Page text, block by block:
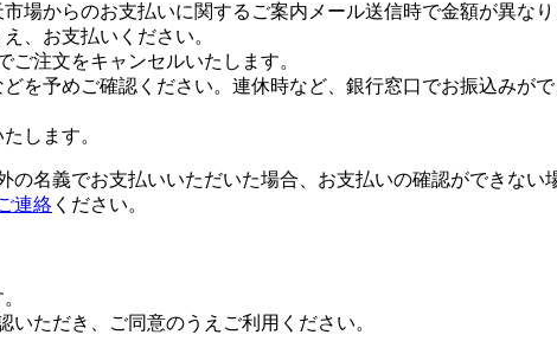
場からのお支払いに関するご案内メール送信時で金額が異なり
、お支払いください。
注文をキャンセルいたします。
を予めご確認ください。連休時など、銀行窓口でお振込みが
します。
名義でお支払いいただいた場合、お支払いの確認ができない
連絡 ください。
いただき、ご同意のうえご利用ください。